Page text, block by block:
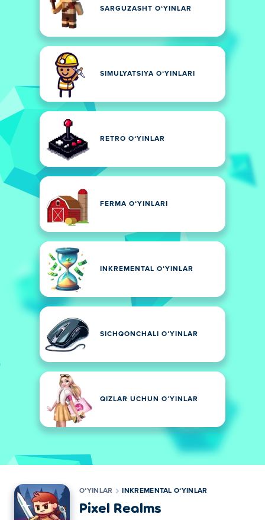
SARGUZASHT OʻYINLAR
SIMULYATSIYA OʻYINLARI
RETRO OʻYINLAR
FERMA OʻYINLARI
INKREMENTAL OʻYINLAR
SICHQONCHALI OʻYINLAR
QIZLAR UCHUN OʻYINLAR
OʻYINLAR INKREMENTAL OʻYINLAR
Pixel Realms